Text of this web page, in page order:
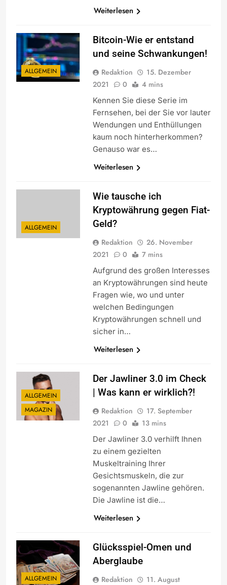
Weiterlesen
ALLGEMEIN
Bitcoin-Wie er entstand
und seine Schwankungen!
Redaktion
15. Dezember
2021
0 4 mins
Kennen Sie diese Serie im
Fernsehen, bei der Sie vor lauter
Wendungen und Enthüllungen
kaum noch hinterherkommen?
Genauso war es…
Weiterlesen
ALLGEMEIN
Wie tausche ich
Kryptowährung gegen Fiat-
Geld?
Redaktion
26. November
2021
0 7 mins
Aufgrund des großen Interesses
an Kryptowährungen sind heute
Fragen wie, wo und unter
welchen Bedingungen
Kryptowährungen schnell und
sicher in…
Weiterlesen
ALLGEMEIN
MAGAZIN
Der Jawliner 3.0 im Check
| Was kann er wirklich?!
Redaktion
17. September
2021
0 13 mins
Der Jawliner 3.0 verhilft Ihnen
zu einem gezielten
Muskeltraining Ihrer
Gesichtsmuskeln, die zur
sogenannten Jawline gehören.
Die Jawline ist die…
Weiterlesen
ALLGEMEIN
Glücksspiel-Omen und
Aberglaube
Redaktion
11. August